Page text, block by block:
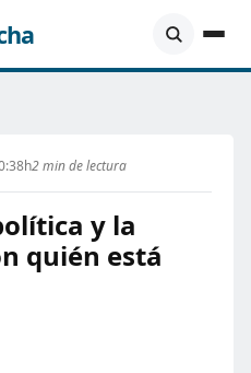
2 min de lectura
y la
quién está